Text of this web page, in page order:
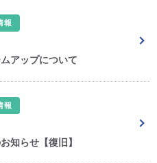
報
アップについて
報
知らせ【復旧】